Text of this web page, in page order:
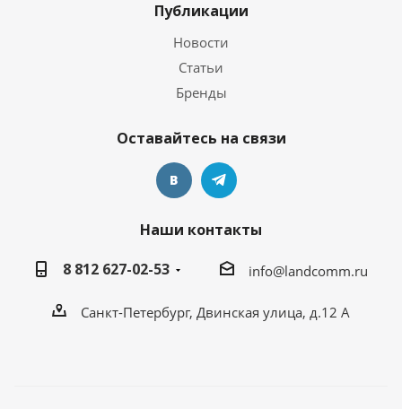
Публикации
Новости
Статьи
Бренды
Оставайтесь на связи
Наши контакты
8 812 627-02-53
info@landcomm.ru
Санкт-Петербург, Двинская улица, д.12 А